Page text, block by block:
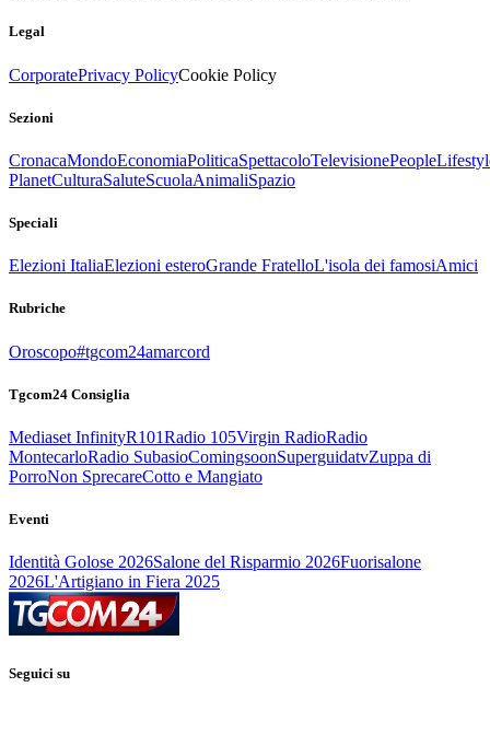
Legal
CorporatePrivacy PolicyCookie Policy
Sezioni
CronacaMondoEconomiaPoliticaSpettacoloTelevisionePeople
PlanetCulturaSaluteScuolaAnimaliSpazio
Speciali
Elezioni ItaliaElezioni esteroGrande FratelloL'isola dei famosiAmici
Rubriche
Oroscopo#tgcom24amarcord
Tgcom24 Consiglia
Mediaset InfinityR101Radio 105Virgin RadioRadio
MontecarloRadio SubasioComingsoonSuperguidatvZuppa di
PorroNon SprecareCotto e Mangiato
Eventi
Identità Golose 2026Salone del Risparmio 2026Fuorisalone
2026L'Artigiano in Fiera 2025
Seguici su